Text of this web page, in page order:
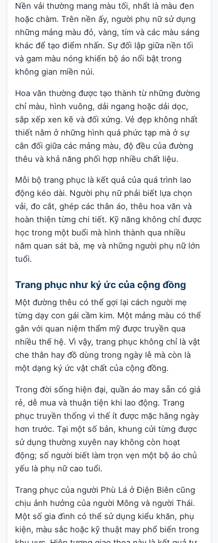
Nền vải thường mang màu tối, nhất là màu đen
hoặc chàm. Trên nền ấy, người phụ nữ sử dụng
những mảng màu đỏ, vàng, tím và các màu sáng
khác để tạo điểm nhấn. Sự đối lập giữa nền tối
và gam màu nóng khiến bộ áo nổi bật trong
không gian miền núi.
Hoa văn thường được tạo thành từ những đường
chỉ màu, hình vuông, dải ngang hoặc dải dọc,
sắp xếp xen kẽ và đối xứng. Vẻ đẹp không nhất
thiết nằm ở những hình quá phức tạp mà ở sự
cân đối giữa các mảng màu, độ đều của đường
thêu và khả năng phối hợp nhiều chất liệu.
Mỗi bộ trang phục là kết quả của quá trình lao
động kéo dài. Người phụ nữ phải biết lựa chọn
vải, đo cắt, ghép các thân áo, thêu hoa văn và
hoàn thiện từng chi tiết. Kỹ năng không chỉ được
học trong một buổi mà hình thành qua nhiều
năm quan sát bà, mẹ và những người phụ nữ lớn
tuổi.
Trang phục như ký ức của cộng đồng
Một đường thêu có thể gợi lại cách người mẹ
từng dạy con gái cầm kim. Một mảng màu có thể
gắn với quan niệm thẩm mỹ được truyền qua
nhiều thế hệ. Vì vậy, trang phục không chỉ là vật
che thân hay đồ dùng trong ngày lễ mà còn là
một dạng ký ức vật chất của cộng đồng.
Trong đời sống hiện đại, quần áo may sẵn có giá
rẻ, dễ mua và thuận tiện khi lao động. Trang
phục truyền thống vì thế ít được mặc hằng ngày
hơn trước. Tại một số bản, khung cửi từng được
sử dụng thường xuyên nay không còn hoạt
động; số người biết làm trọn vẹn một bộ áo chủ
yếu là phụ nữ cao tuổi.
Trang phục của người Phù Lá ở Điện Biên cũng
chịu ảnh hưởng của người Mông và người Thái.
Một số gia đình có thể sử dụng kiểu khăn, phụ
kiện, màu sắc hoặc kỹ thuật may phổ biến trong